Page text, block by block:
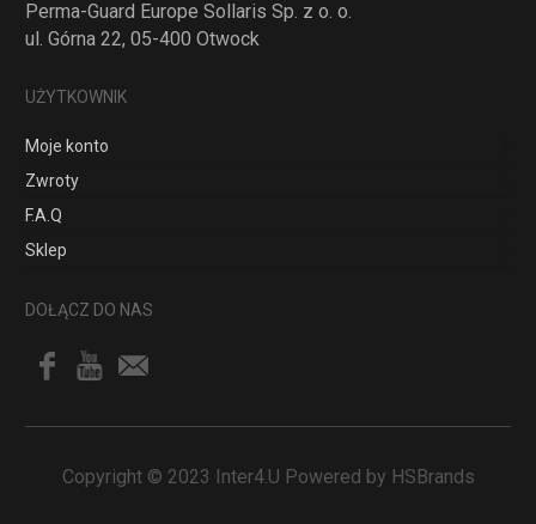
Perma-Guard Europe Sollaris Sp. z o. o.
ul. Górna 22, 05-400 Otwock
UŻYTKOWNIK
Moje konto
Zwroty
F.A.Q
Sklep
DOŁĄCZ DO NAS
Copyright © 2023 Inter4.U Powered by HSBrands